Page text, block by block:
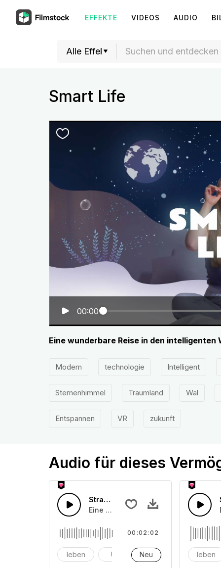
EFFEKTE VIDEOS AUDIO
Smart Life
00:00
Eine wunderbare Reise in den intelligenten
Modern technologie Intelligent
Sternenhimmel Traumland Wal
Entspannen VR zukunft
Audio für dieses
Straßenleben 2
Eine Ansammlung von
leben Uhr Alarm
00:02:02
Neu leben